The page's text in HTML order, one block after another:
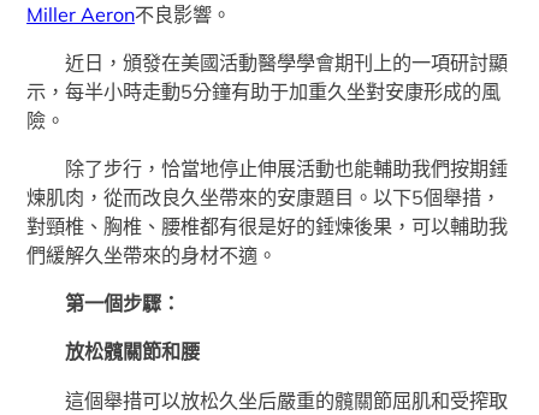
Miller Aeron不良影響。
近日，頒發在美國活動醫學學會期刊上的一項研討顯
示，每半小時走動5分鐘有助于加重久坐對安康形成的風
險。
除了步行，恰當地停止伸展活動也能輔助我們按期錘
煉肌肉，從而改良久坐帶來的安康題目。以下5個舉措，
對頸椎、胸椎、腰椎都有很是好的錘煉後果，可以輔助我
們緩解久坐帶來的身材不適。
第一個步驟：
放松髖關節和腰
這個舉措可以放松久坐后嚴重的髖關節屈肌和受搾取